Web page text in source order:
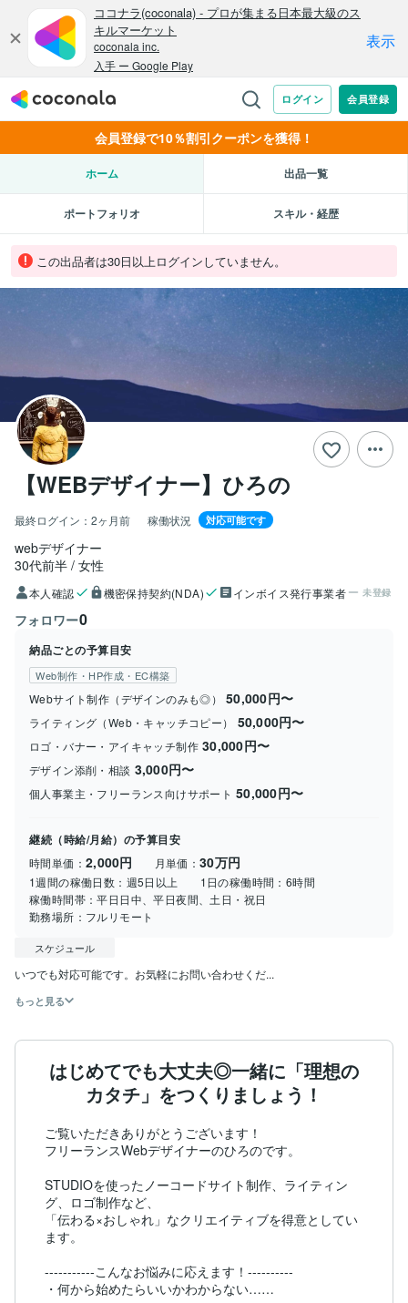
会員登録で10％割引クーポンを獲得！
ホーム 出品一覧
ポートフォリオ スキル・経歴
この出品者は30日以上ログインしていません。
【WEBデザイナー】ひろの
最終ログイン： 2ヶ月前 稼働状況 対応可能です
webデザイナー
30代前半 女性
本人確認 機密保持契約(NDA) インボイス発行事業者 未登録
フォロワー0
納品ごとの予算目安
Web制作・HP作成・EC構築
Webサイト制作（デザインのみも◎） 50,000円〜
ライティング（Web・キャッチコピー） 50,000円〜
ロゴ・バナー・アイキャッチ制作 30,000円〜
デザイン添削・相談 3,000円〜
個人事業主・フリーランス向けサポート 50,000円〜
継続（時給/月給）の予算目安
時間単価： 2,000円 月単価：30万円
1週間の稼働日数： 週5日以上 1日の稼働時間： 6時間
稼働時間帯：平日日中、平日夜間、土日・祝日
勤務場所： フルリモート
スケジュール
いつでも対応可能です。お気軽にお問い合わせくだ...
もっと見る
はじめてでも大丈夫◎一緒に「理想の
カタチ」をつくりましょう！
ご覧いただきありがとうございます！
フリーランスWebデザイナーのひろのです。
STUDIOを使ったノーコードサイト制作、ライティン
グ、ロゴ制作など、
「伝わる×おしゃれ」なクリエイティブを得意としてい
ます。
-----------こんなお悩みに応えます！----------
・何から始めたらいいかわからない…